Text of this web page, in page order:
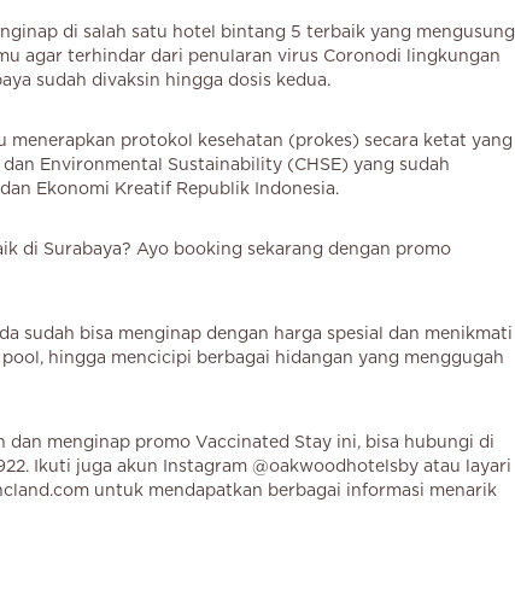
di salah satu hotel bintang 5 terbaik yang mengusung
agar terhindar dari penularan virus Coronodi lingkungan
sudah divaksin hingga dosis kedua.
menerapkan protokol kesehatan (prokes) secara ketat yang
Environmental Sustainability (CHSE) yang sudah
Ekonomi Kreatif Republik Indonesia.
di Surabaya? Ayo booking sekarang dengan promo
sudah bisa menginap dengan harga spesial dan menikmati
hingga mencicipi berbagai hidangan yang menggugah
menginap promo Vaccinated Stay ini, bisa hubungi di
Ikuti juga akun Instagram @oakwoodhotelsby atau layari
untuk mendapatkan berbagai informasi menarik